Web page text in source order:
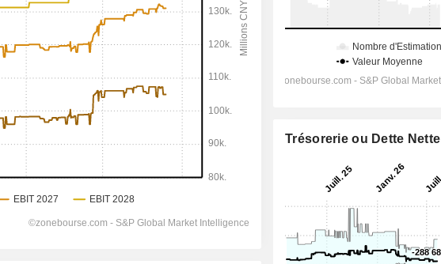
Trésorerie ou Dette Nette